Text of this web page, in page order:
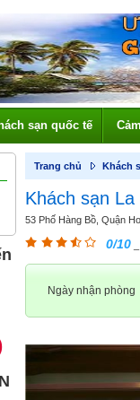
sạn quốc tế
Trang chủ Khách
Khách sạn La
53 Phố Hàng Bồ, Quận
0/10
Ngày nhận phòng